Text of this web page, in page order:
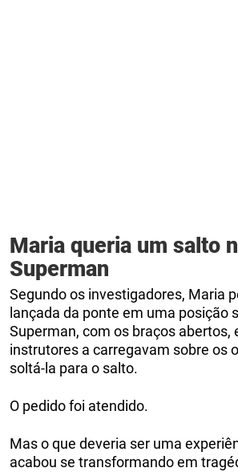
Maria queria um salto
Superman
Segundo os investigadores, Maria
lançada da ponte em uma posição
Superman, com os braços abertos,
instrutores a carregavam sobre os
soltá-la para o salto.
O pedido foi atendido.
Mas o que deveria ser uma
acabou se transformando em